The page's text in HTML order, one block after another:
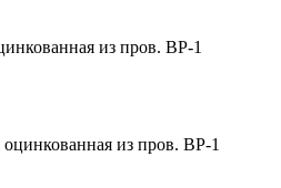
из пров. ВР-1